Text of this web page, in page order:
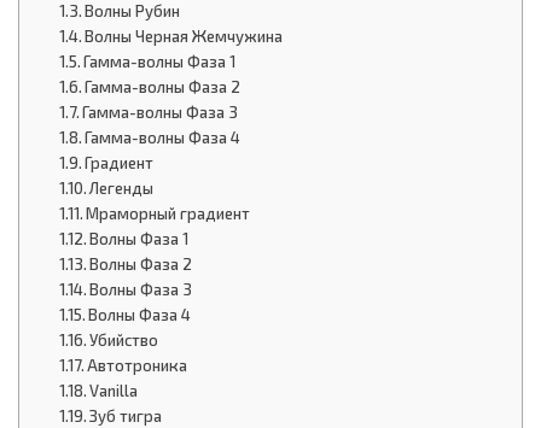
Волны Рубин
Волны Черная Жемчужина
Гамма-волны Фаза 1
Гамма-волны Фаза 2
Гамма-волны Фаза 3
Гамма-волны Фаза 4
Градиент
Легенды
Мраморный градиент
Волны Фаза 1
Волны Фаза 2
Волны Фаза 3
Волны Фаза 4
Убийство
Автотроника
Vanilla
Зуб тигра